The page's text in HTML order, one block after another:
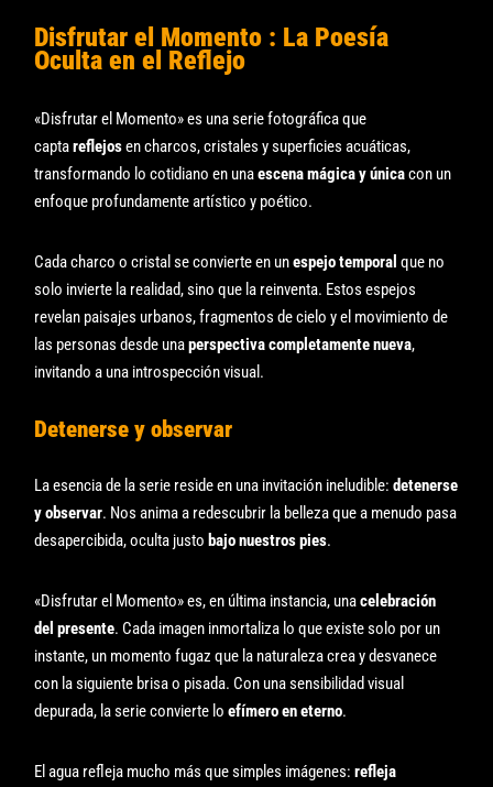
Disfrutar el Momento : La Poesía
Oculta en el Reflejo
«Disfrutar el Momento» es una serie fotográfica que
captareflejosen charcos, cristales y superficies acuáticas,
transformando lo cotidiano en unaescena mágica y únicacon un
enfoque profundamente artístico y poético.
Cada charco o cristal se convierte en unespejo temporal que no
solo invierte la realidad, sino que la reinventa. Estos espejos
revelan paisajes urbanos, fragmentos de cielo y el movimiento de
las personas desde unaperspectiva completamente nueva,
invitando a una introspección visual.
Detenerse y observar
La esencia de la serie reside en una invitación ineludible:detenerse
y observar. Nos anima a redescubrir la belleza que a menudo pasa
desapercibida, oculta justo bajo nuestros pies.
«Disfrutar el Momento» es, en última instancia, unacelebración
del presente. Cada imagen inmortaliza lo que existe solo por un
instante, un momento fugaz que la naturaleza crea y desvanece
con la siguiente brisa o pisada. Con una sensibilidad visual
depurada, la serie convierte loefímero en eterno.
El agua refleja mucho más que simples imágenes:refleja